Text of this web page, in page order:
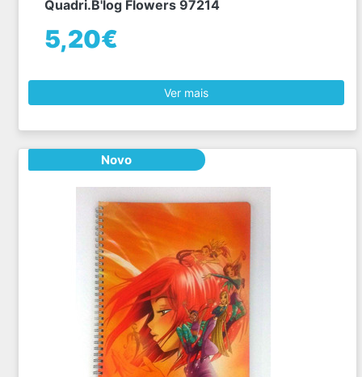
Quadri.B'log Flowers 97214
5,20€
Ver mais
Novo